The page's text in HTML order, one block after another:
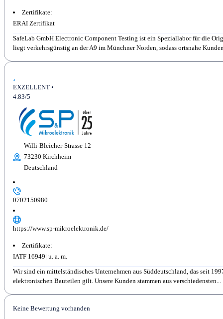
Zertifikate:
ERAI Zertifikat
SafeLab GmbH Electronic Component Testing ist ein Speziallabor für die
liegt verkehrsgünstig an der A9 im Münchner Norden, sodass ortsnahe
Willi-Bleicher-Strasse 12
73230 Kirchheim
Deutschland
0702150980
https://www.sp-mikroelektronik.de/
Zertifikate:
IATF 16949
Wir sind ein mittelständisches Unternehmen aus Süddeutschland, das seit
elektronischen Bauteilen gilt. Unsere Kunden stammen aus verschiedensten...
EXZELLENT •
4.83/5
Keine Bewertung vorhanden